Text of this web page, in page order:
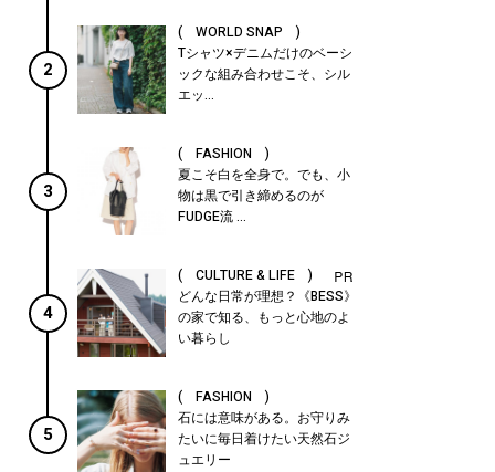
2
( WORLD SNAP )
Tシャツ×デニムだけのベーシ
ックな組み合わせこそ、シル
エッ...
3
( FASHION )
夏こそ白を全身で。でも、小
物は黒で引き締めるのが
FUDGE流 ...
4
( CULTURE & LIFE )
どんな日常が理想？《BESS》
の家で知る、もっと心地のよ
い暮らし
5
( FASHION )
石には意味がある。お守りみ
たいに毎日着けたい天然石ジ
ュエリー